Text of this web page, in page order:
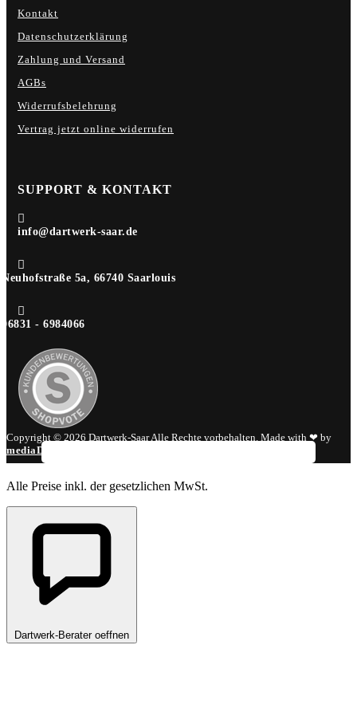
Kontakt
Datenschutzerklärung
Zahlung und Versand
AGBs
Widerrufsbelehrung
Vertrag jetzt online widerrufen
SUPPORT & KONTAKT

info@dartwerk-saar.de

Neuhofstraße 5a, 66740 Saarlouis

06831 - 6984066
Copyright © 2026 Dartwerk-Saar Alle Rechte vorbehalten. Made with ❤ by
mediaDIV
Alle Preise inkl. der gesetzlichen MwSt.
Dartwerk-Berater oeffnen